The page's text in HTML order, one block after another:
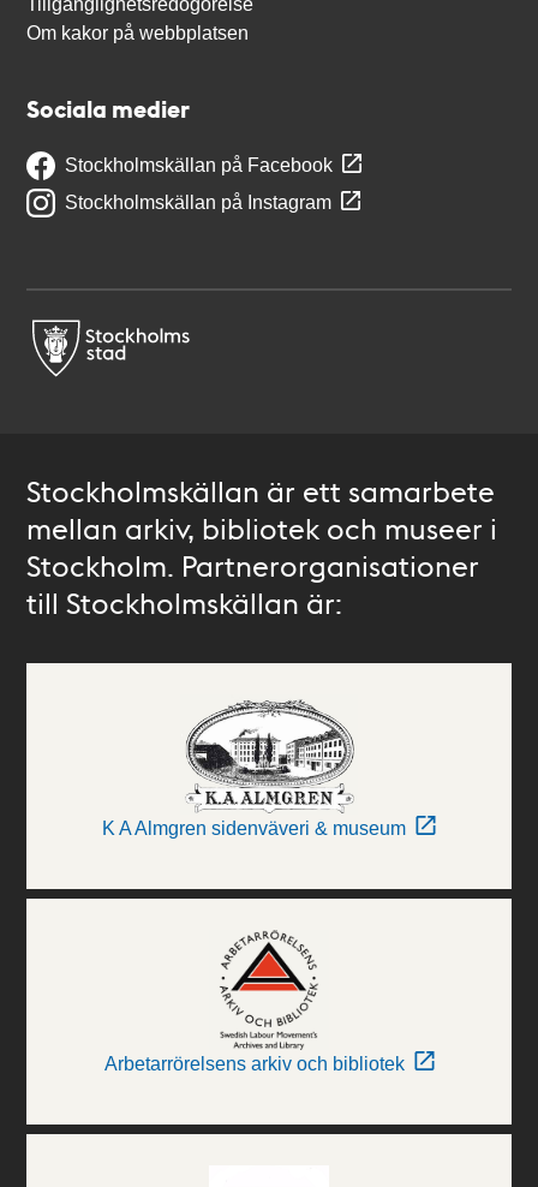
Tillgänglighetsredogörelse
Om kakor på webbplatsen
Sociala medier
Stockholmskällan på Facebook
Stockholmskällan på Instagram
Stockholmskällan är ett samarbete
mellan arkiv, bibliotek och museer i
Stockholm. Partnerorganisationer
till Stockholmskällan är:
K A Almgren sidenväveri & museum
Arbetarrörelsens arkiv och bibliotek